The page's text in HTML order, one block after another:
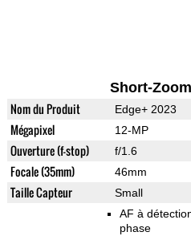
Short-
Nom du Produit Edge+ 2023
Mégapixel 12-MP
Ouverture (f-stop) f/1.6
Focale (35mm) 46mm
Taille Capteur Small
AF à
phase